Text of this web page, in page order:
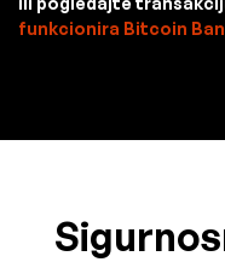
funkcionira Bitcoin